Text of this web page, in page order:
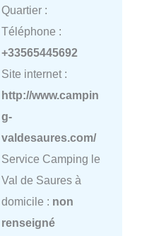
Quartier :
Téléphone :
+33565445692
Site internet :
http://www.campin
g-
valdesaures.com/
Service Camping le
Val de Saures à
domicile : non
renseigné